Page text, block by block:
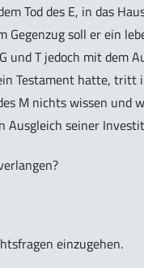
Tod des E, in das
soll er ein
und T jedoch mit dem
Testament hatte, tritt
M nichts wissen und
seiner
einzugehen.